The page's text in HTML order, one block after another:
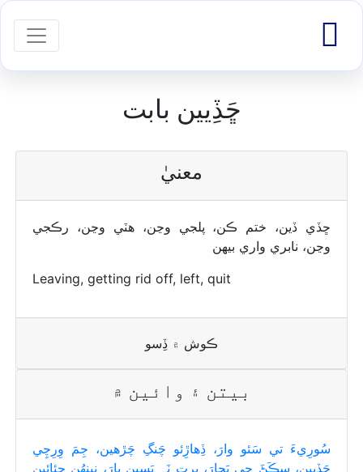

ڇَڏِيين بابت
معنيٰ
ڇڏي ڏين، ختم ڪن، پلجي وڃن، ھٽي وڃن، رڪجي
وڃن، نابري واري بيھن
Leaving, getting rid off, left, quit
ڪوش ۾ ڏِسو
بيتن ۽ وائين ۾
سُورِيءَ تي سَئو وارَ، ڏِھاڙِئو چَنگِ چَڙھين، جِمَ وِرِچِي
ڇَڏِيين، سِڪَڻَ جِي پَچارَ، پِرتِ نَہ پَسِين پارَ، نِينھُن جِئائِين